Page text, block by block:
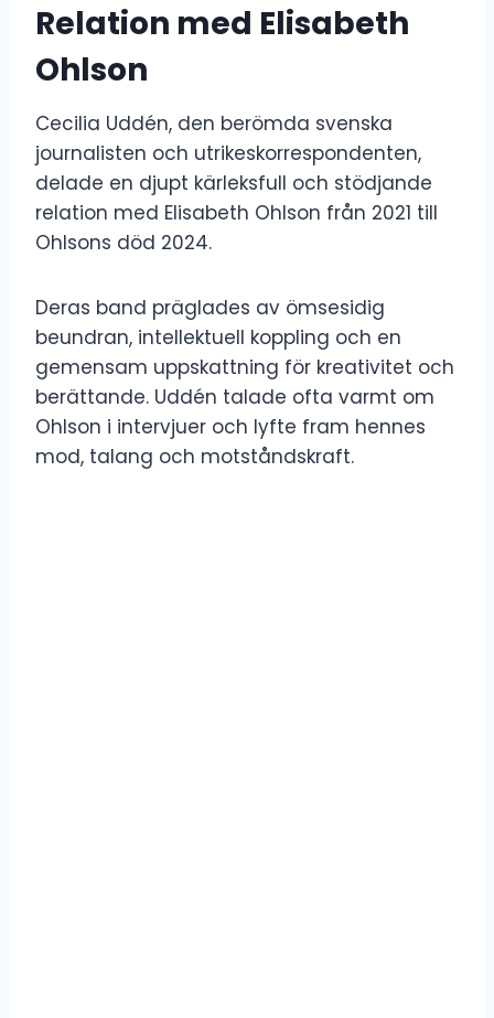
Relation med Elisabeth
Ohlson
Cecilia Uddén, den berömda svenska
journalisten och utrikeskorrespondenten,
delade en djupt kärleksfull och stödjande
relation med Elisabeth Ohlson från 2021 till
Ohlsons död 2024.
Deras band präglades av ömsesidig
beundran, intellektuell koppling och en
gemensam uppskattning för kreativitet och
berättande. Uddén talade ofta varmt om
Ohlson i intervjuer och lyfte fram hennes
mod, talang och motståndskraft.